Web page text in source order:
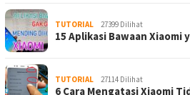
TUTORIAL 27399 Dilihat
15 Aplikasi Bawaan Xiaomi
TUTORIAL 27114 Dilihat
6 Cara Mengatasi Xiaomi